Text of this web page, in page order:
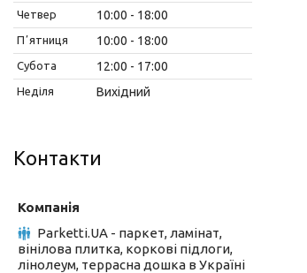
Четвер 10:00 18:00
Пʼятниця 10:00 18:00
Субота 12:00 17:00
Неділя Вихідний
Контакти
Parketti.UA - паркет, ламінат,
вінілова плитка, коркові підлоги,
лінолеум, террасна дошка в Україні